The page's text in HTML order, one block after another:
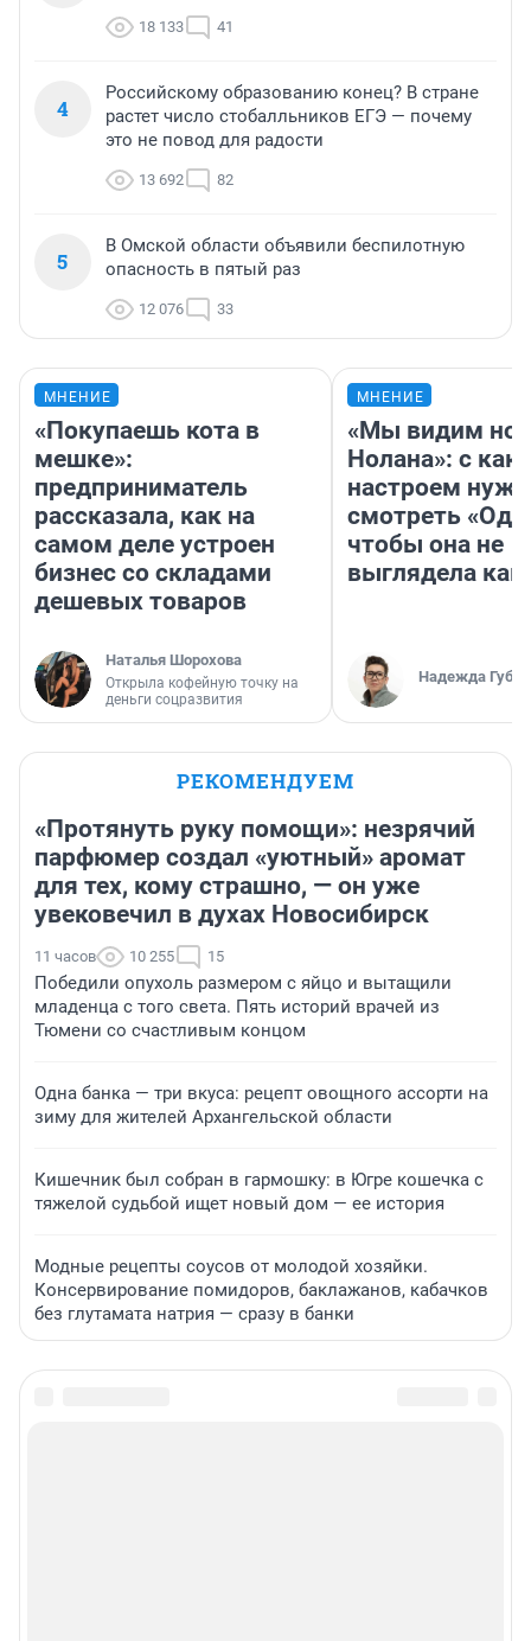
18 133 41
4
Российскому образованию конец? В стране
растет число стобалльников ЕГЭ — почему
это не повод для радости
13 692 82
5
В Омской области объявили беспилотную
опасность в пятый раз
12 076 33
МНЕНИЕ
«Покупаешь кота в
мешке»:
предприниматель
рассказала, как на
самом деле устроен
бизнес со складами
дешевых товаров
Наталья Шорохова
Открыла кофейную точку на
деньги соцразвития
МНЕНИЕ
«Мы видим
Нолана»: с
настроем
смотреть
чтобы она не
выглядела как
Надежда
РЕКОМЕНДУЕМ
«Протянуть руку помощи»: незрячий
парфюмер создал «уютный» аромат
для тех, кому страшно, — он уже
увековечил в духах Новосибирск
11 часов 10 255 15
Победили опухоль размером с яйцо и вытащили
младенца с того света. Пять историй врачей из
Тюмени со счастливым концом
Одна банка — три вкуса: рецепт овощного ассорти на
зиму для жителей Архангельской области
Кишечник был собран в гармошку: в Югре кошечка с
тяжелой судьбой ищет новый дом — ее история
Модные рецепты соусов от молодой хозяйки.
Консервирование помидоров, баклажанов, кабачков
без глутамата натрия — сразу в банки